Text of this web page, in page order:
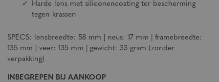
Harde lens met siliconencoating ter bescherming
tegen krassen
SPECS: lensbreedte: 58 mm | neus: 17 mm | framebreedte:
135 mm | veer: 135 mm | gewicht: 33 gram (zonder
verpakking)
INBEGREPEN BIJ AANKOOP